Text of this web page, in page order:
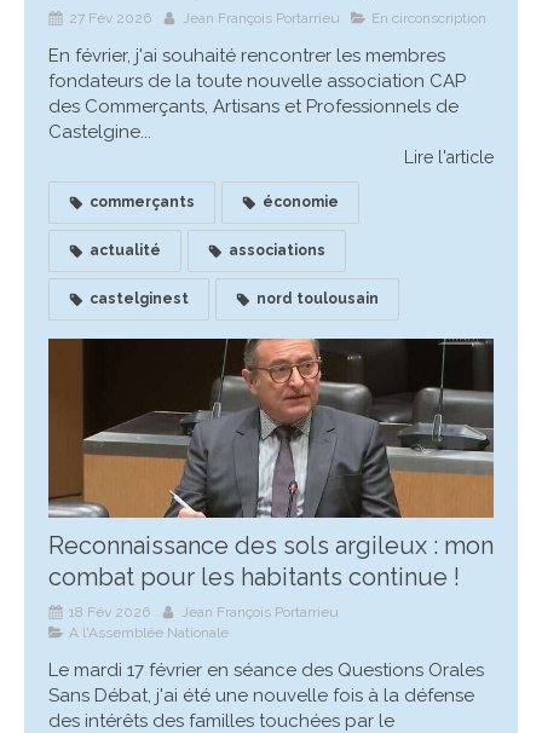
27 Fév 2026 Jean François Portarrieu En circonscription
En février, j'ai souhaité rencontrer les membres
fondateurs de la toute nouvelle association CAP
des Commerçants, Artisans et Professionnels de
Castelgine...
Lire l'article
commerçants économie
actualité associations
castelginest nord toulousain
Reconnaissance des sols argileux : mon
combat pour les habitants continue !
18 Fév 2026
Jean François Portarrieu
A l'Assemblée Nationale
Le mardi 17 février en séance des Questions Orales
Sans Débat, j'ai été une nouvelle fois à la défense
des intérêts des familles touchées par le